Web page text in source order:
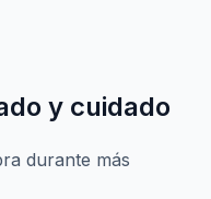
y cuidado
durante más